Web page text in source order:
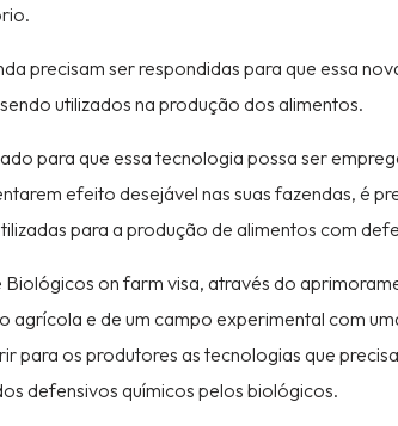
precisam ser respondidas para que essa
utilizados na produção dos alimentos.
para que essa tecnologia possa ser
efeito desejável nas suas fazendas, é
para a produção de alimentos com
on farm visa, através do
agrícola e de um campo experimental com
para os produtores as tecnologias que
defensivos químicos pelos biológicos.